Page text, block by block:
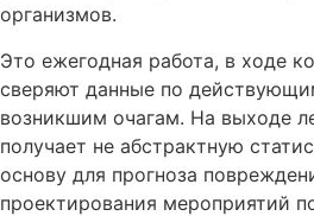
организмов.
Это ежегодная работа, в ходе
сверяют данные по
возникшим очагам. На выходе
получает не абстрактную
основу для прогноза
проектирования мероприятий